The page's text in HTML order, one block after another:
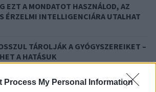
Process My Personal Information
EZT A MONDATOT HASZNÁLOD, AZ
ÉRZELMI INTELLIGENCIÁRA UTALHAT
TÁROLJÁK A GYÓGYSZEREIKET –
A HATÁSUK
rá
FIATALNÁL JELENTKEZIK EZ A